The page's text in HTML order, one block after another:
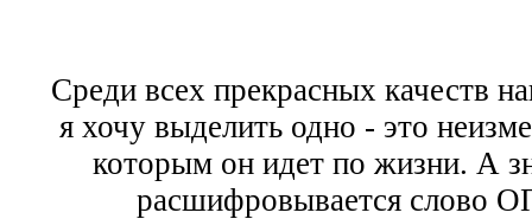
Среди всех прекрасных качеств
я хочу выделить одно - это
которым он идет по жизни. А
расшифровывается